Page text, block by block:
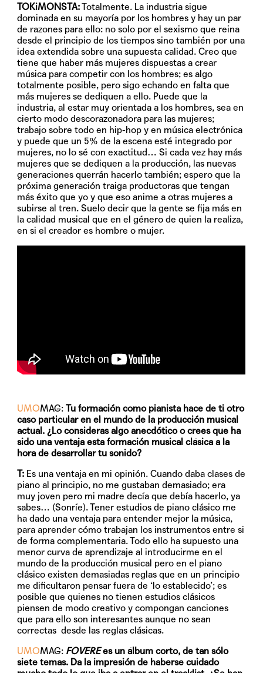
TOKiMONSTA:Totalmente. La industria sigue
dominada en su mayoría por los hombres y hay un par
de razones para ello: no solo por el sexismo que reina
desde el principio de los tiempos sino también por una
idea extendida sobre una supuesta calidad. Creo que
tiene que haber más mujeres dispuestas a crear
música para competir con los hombres; es algo
totalmente posible, pero sigo echando en falta que
más mujeres se dediquen a ello. Puede que la
industria, al estar muy orientada a los hombres, sea en
cierto modo descorazonadora para las mujeres;
trabajo sobre todo en hip-hop y en música electrónica
y puede que un 5% de la escena esté integrado por
mujeres, no lo sé con exactitud… Si cada vez hay más
mujeres que se dediquen a la producción, las nuevas
generaciones querrán hacerlo también; espero que la
próxima generación traiga productoras que tengan
más éxito que yo y que eso anime a otras mujeres a
subirse al tren. Suelo decir que la gente se fija más en
la calidad musical que en el género de quien la realiza,
en si el creador es hombre o mujer.
UMOMAG:Tu formación como pianista hace de ti otro
caso particular en el mundo de la producción musical
actual. ¿Lo consideras algo anecdótico o crees que ha
sido una ventaja esta formación musical clásica a la
hora de desarrollar tu sonido?
T: Es una ventaja en mi opinión. Cuando daba clases de
piano al principio, no me gustaban demasiado; era
muy joven pero mi madre decía que debía hacerlo, ya
sabes… (Sonríe). Tener estudios de piano clásico me
ha dado una ventaja para entender mejor la música,
para aprender cómo trabajan los instrumentos entre si
de forma complementaria. Todo ello ha supuesto una
menor curva de aprendizaje al introducirme en el
mundo de la producción musical pero en el piano
clásico existen demasiadas reglas que en un principio
me dificultaron pensar fuera de ‘lo establecido’; es
posible que quienes no tienen estudios clásicos
piensen de modo creativo y compongan canciones
que para ello son interesantes aunque no sean
correctas desde las reglas clásicas.
UMOMAG: FOVEREes un álbum corto, de tan sólo
siete temas. Da la impresión de haberse cuidado